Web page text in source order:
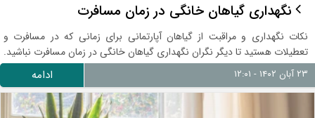
نگهداری گیاهان خانگی در زمان مسافرت
نکات نگهداری و مراقبت از گیاهان آپارتمانی برای زمانی که در مسافرت و
تعطیلات هستید تا دیگر نگران نگهداری گیاهان خانگی در زمان مسافرت نباشید.
۲۳ آبان ۱۴۰۲ - ۱۲:۰۱ ادامه